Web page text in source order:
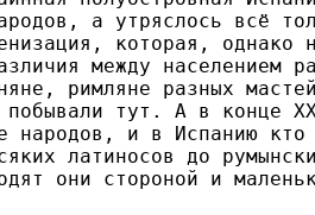
а утряслось всё
которая, однако
между населением
римляне разных
тут. А в конце
народов, и в Испанию кто
латиносов до
они стороной и